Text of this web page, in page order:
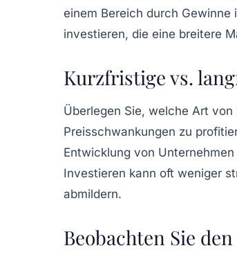
einem Bereich durch Gewinne
investieren, die eine breitere
Kurzfristige vs.
Überlegen Sie, welche Art
Preisschwankungen zu
Entwicklung von
Investieren kann oft weniger
abmildern.
Beobachten Sie